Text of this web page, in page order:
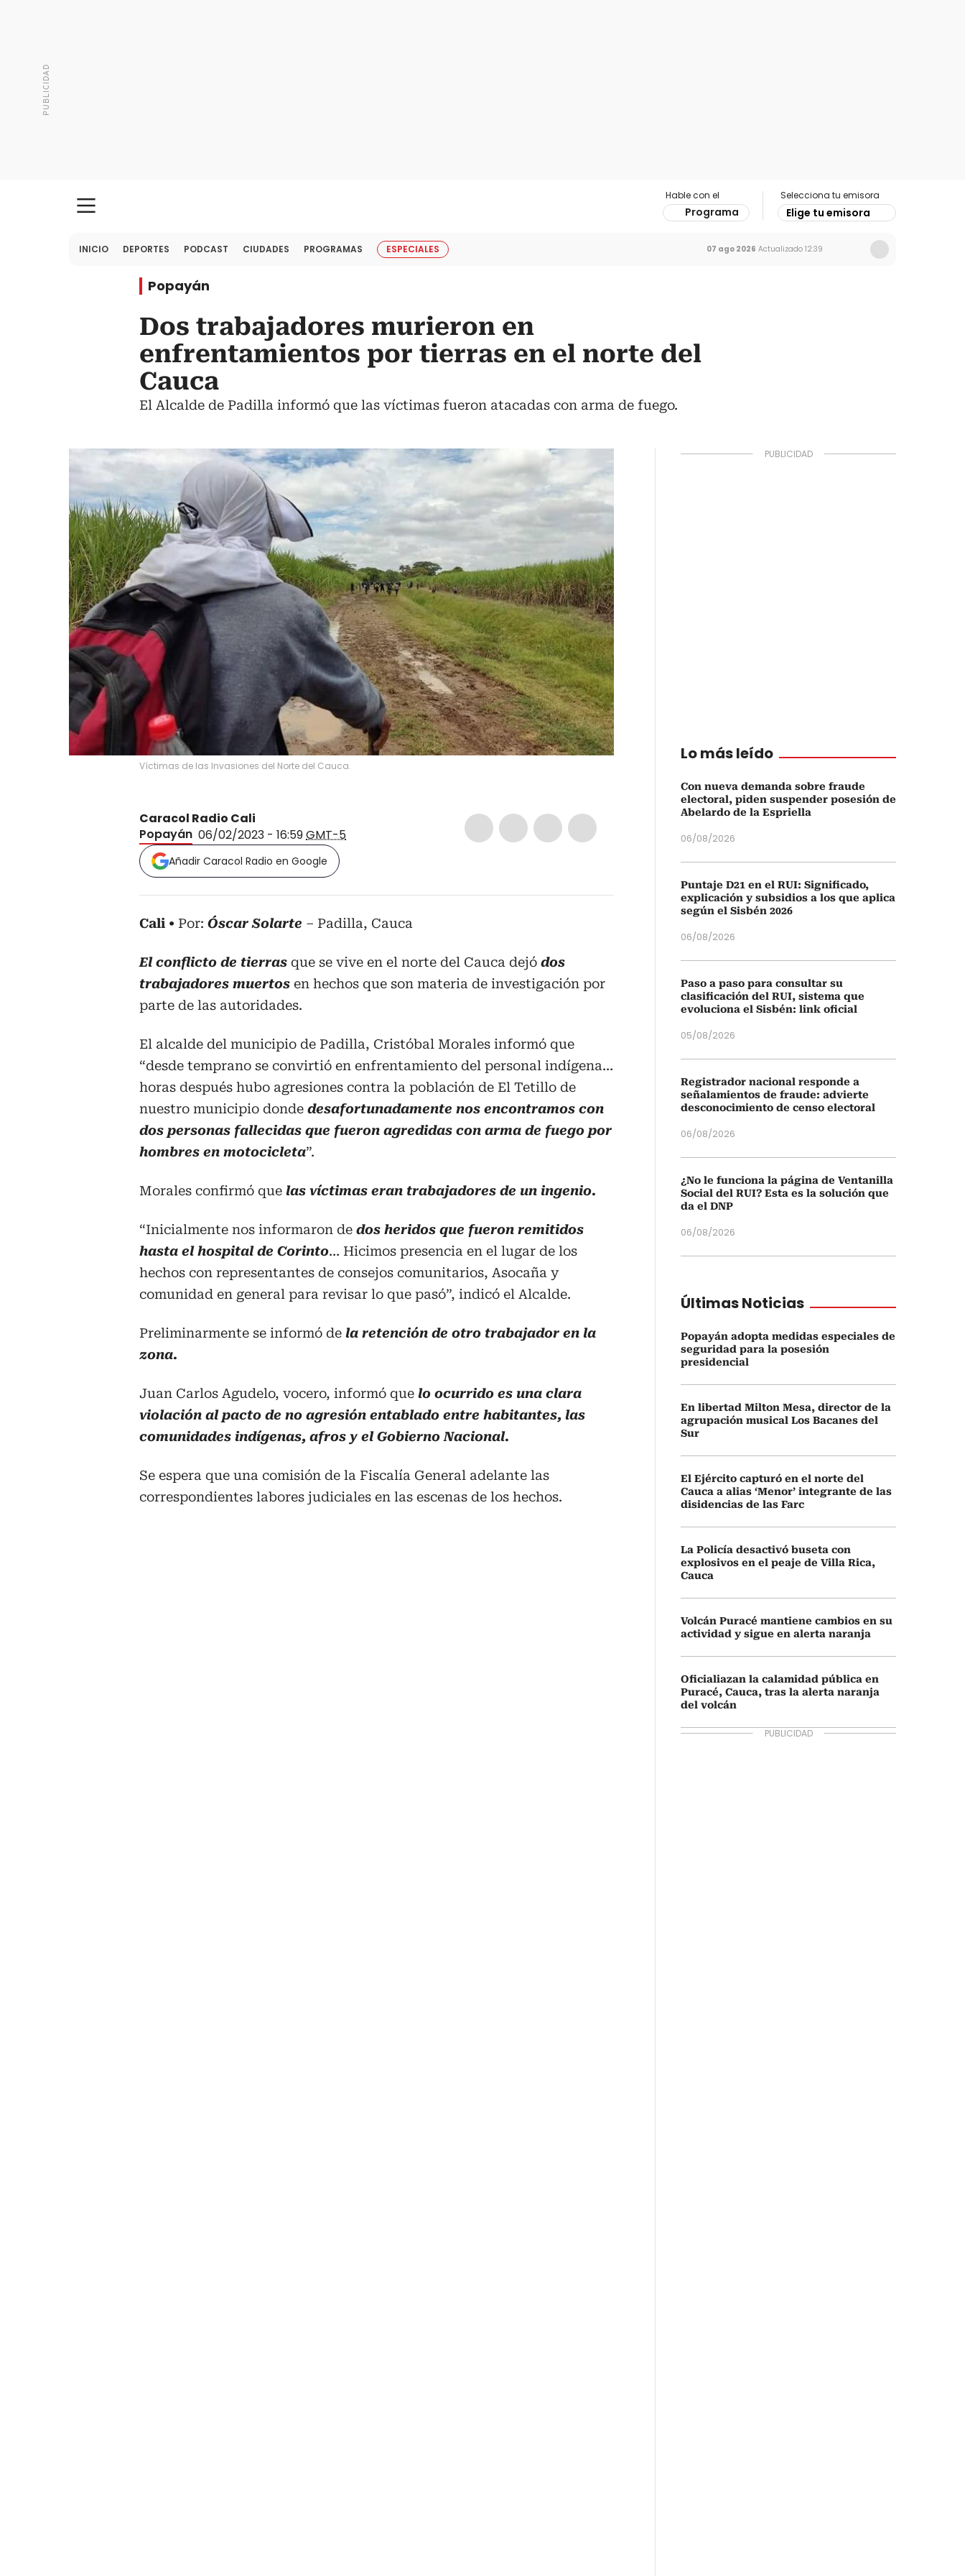
Hable con el
Programa
Selecciona tu emisora
Elige tu emisora
INICIO DEPORTES PODCAST CIUDADES PROGRAMAS ESPECIALES 07 ago 2026 Actualizado 12:39
Popayán
Dos trabajadores murieron en
enfrentamientos por tierras en el norte del
Cauca
El Alcalde de Padilla informó que las víctimas fueron atacadas con arma de fuego.
Víctimas de las Invasiones del Norte del Cauca.
Caracol Radio Cali
Popayán 06/02/2023 - 16:59GMT-5
Añadir Caracol Radio en Google
Cali Por: Óscar Solarte – Padilla, Cauca
El conflicto de tierras que se vive en el norte del Cauca dejó dos
trabajadores muertos en hechos que son materia de investigación por
parte de las autoridades.
El alcalde del municipio de Padilla, Cristóbal Morales informó que
“desde temprano se convirtió en enfrentamiento del personal indígena…
horas después hubo agresiones contra la población de El Tetillo de
nuestro municipio donde desafortunadamente nos encontramos con
dos personas fallecidas que fueron agredidas con arma de fuego por
hombres en motocicleta”.
Morales confirmó que las víctimas eran trabajadores de un ingenio.
“Inicialmente nos informaron de dos heridos que fueron remitidos
hasta el hospital de Corinto… Hicimos presencia en el lugar de los
hechos con representantes de consejos comunitarios, Asocaña y
comunidad en general para revisar lo que pasó”, indicó el Alcalde.
Preliminarmente se informó de la retención de otro trabajador en la
zona.
Juan Carlos Agudelo, vocero, informó que lo ocurrido es una clara
violación al pacto de no agresión entablado entre habitantes, las
comunidades indígenas, afros y el Gobierno Nacional.
Se espera que una comisión de la Fiscalía General adelante las
correspondientes labores judiciales en las escenas de los hechos.
Lo más leído
Con nueva demanda sobre fraude
electoral, piden suspender posesión de
Abelardo de la Espriella
06/08/2026
Puntaje D21 en el RUI: Significado,
explicación y subsidios a los que aplica
según el Sisbén 2026
06/08/2026
Paso a paso para consultar su
clasificación del RUI, sistema que
evoluciona el Sisbén: link oficial
05/08/2026
Registrador nacional responde a
señalamientos de fraude: advierte
desconocimiento de censo electoral
06/08/2026
¿No le funciona la página de Ventanilla
Social del RUI? Esta es la solución que
da el DNP
06/08/2026
Últimas Noticias
Popayán adopta medidas especiales de
seguridad para la posesión
presidencial
En libertad Milton Mesa, director de la
agrupación musical Los Bacanes del
Sur
El Ejército capturó en el norte del
Cauca a alias ‘Menor’ integrante de las
disidencias de las Farc
La Policía desactivó buseta con
explosivos en el peaje de Villa Rica,
Cauca
Volcán Puracé mantiene cambios en su
actividad y sigue en alerta naranja
Oficialiazan la calamidad pública en
Puracé, Cauca, tras la alerta naranja
del volcán